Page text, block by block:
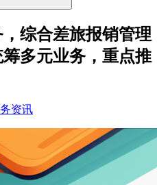
综合差旅报销管理
多元业务，重点推
资讯